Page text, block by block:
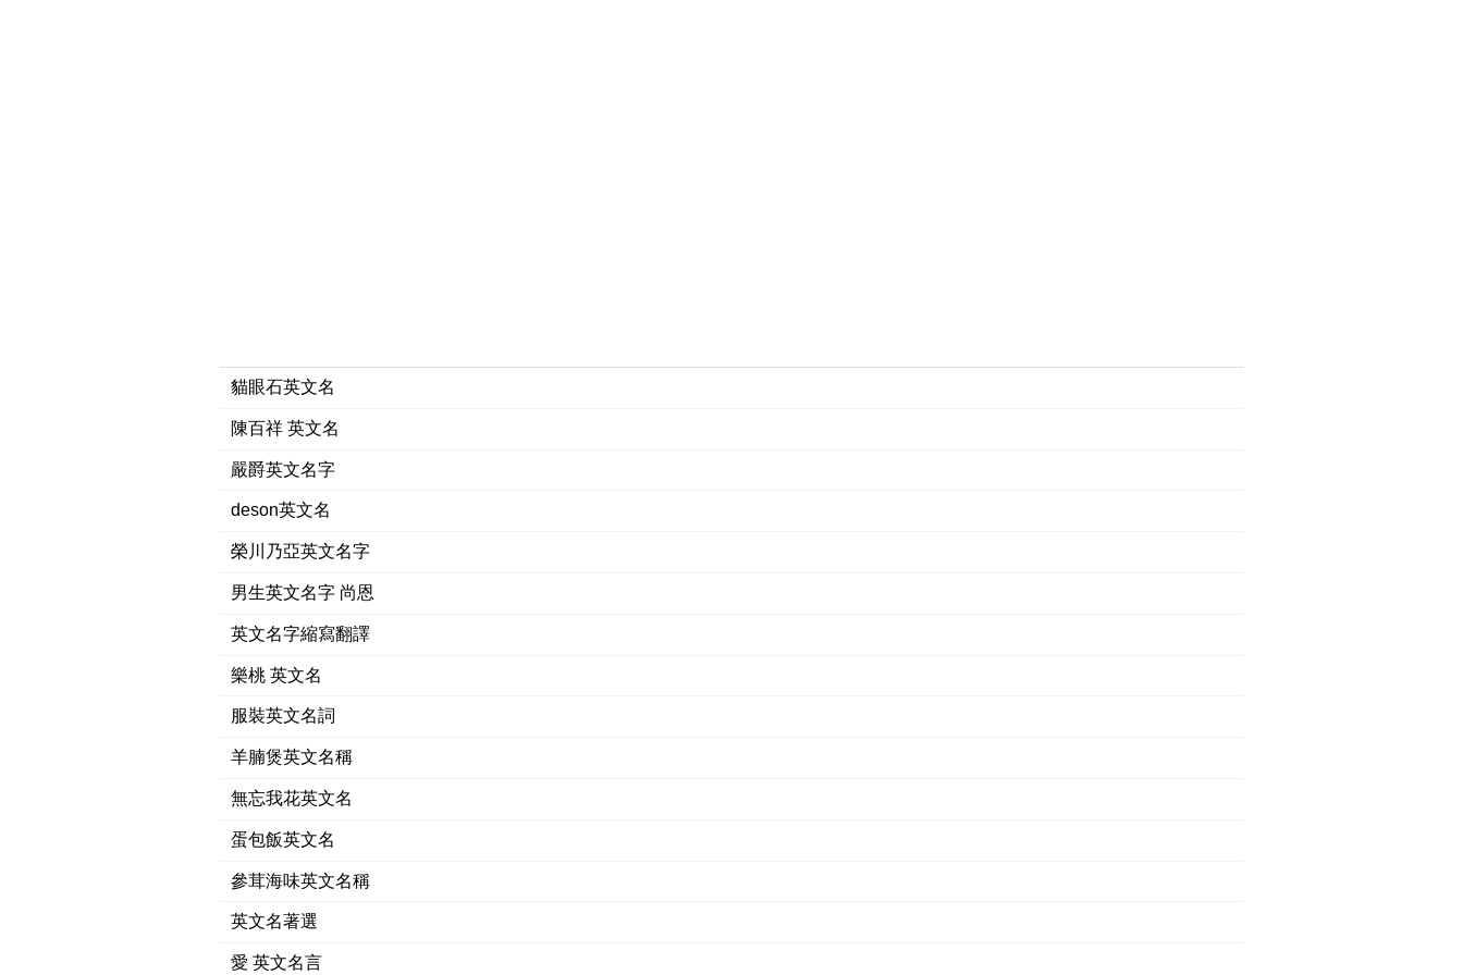
貓眼石英文名
陳百祥 英文名
嚴爵英文名字
deson英文名
榮川乃亞英文名字
男生英文名字 尚恩
英文名字縮寫翻譯
樂桃 英文名
服裝英文名詞
羊腩煲英文名稱
無忘我花英文名
蛋包飯英文名
參茸海味英文名稱
英文名著選
愛 英文名言